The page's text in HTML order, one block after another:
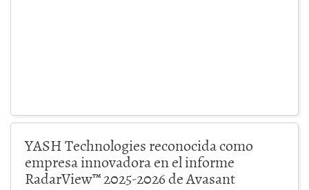
YASH Technologies reconocida como
empresa innovadora en el informe
RadarView™ 2025-2026 de Avasant